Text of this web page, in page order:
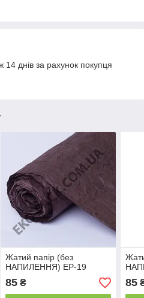
днів за рахунок покупця
Жатий папір (без
НАПИЛЕННЯ) ЕР-19
85₴ 85